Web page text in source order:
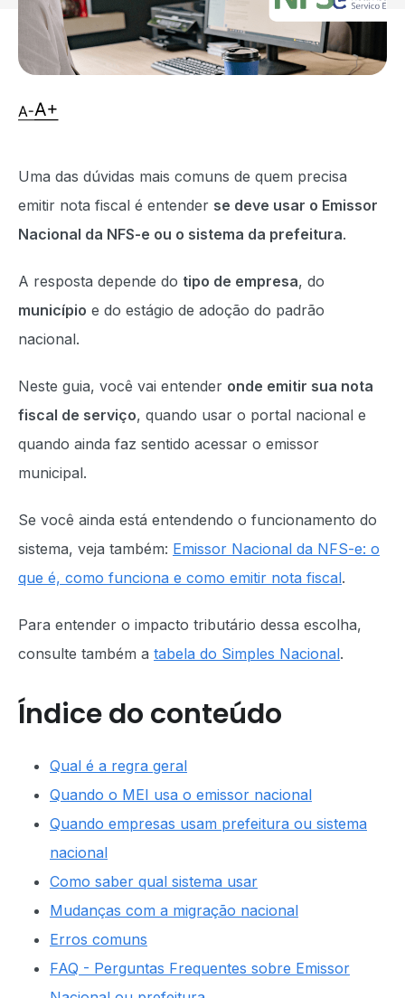
Uma das dúvidas mais comuns de quem precisa
emitir nota fiscal é entender se deve usar o Emissor
Nacional da NFS-e ou o sistema da prefeitura.
A resposta depende do tipo de empresa, do
município e do estágio de adoção do padrão
nacional.
Neste guia, você vai entender onde emitir sua nota
fiscal de serviço, quando usar o portal nacional e
quando ainda faz sentido acessar o emissor
municipal.
Se você ainda está entendendo o funcionamento do
sistema, veja também: Emissor Nacional da NFS-e: o
que é, como funciona e como emitir nota fiscal.
Para entender o impacto tributário dessa escolha,
consulte também a tabela do Simples Nacional.
Índice do conteúdo
Qual é a regra geral
Quando o MEI usa o emissor nacional
Quando empresas usam prefeitura ou sistema
nacional
Como saber qual sistema usar
Mudanças com a migração nacional
Erros comuns
FAQ - Perguntas Frequentes sobre Emissor